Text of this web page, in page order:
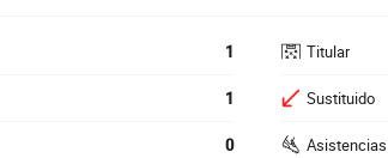
1
1
0
Titular
Sustituido
Asistencias